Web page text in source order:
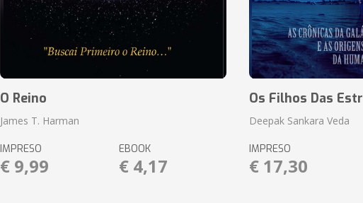
O Reino
James T. Harman
IMPRESO
€ 9,99
EBOOK
€ 4,17
Os Filhos Das
Deepak Sankara Veda
IMPRESO
€ 17,30